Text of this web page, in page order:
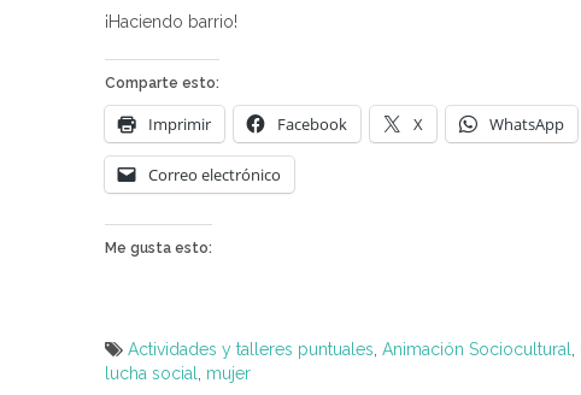
¡Haciendo barrio!
Comparte esto:
Imprimir Facebook X WhatsApp
Correo electrónico
Me gusta esto:
Actividades y talleres puntuales Animación Sociocultural
lucha social
mujer